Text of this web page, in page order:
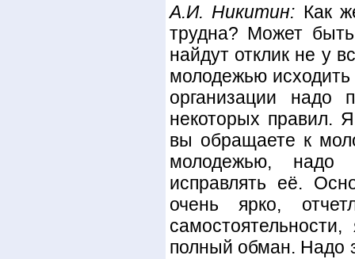
А.И. Никитин: Как
трудна? Может
найдут отклик не у
молодежью
организации надо
некоторых правил.
вы обращаете к
молодежью, надо
исправлять её.
очень ярко,
полный обман. Надо